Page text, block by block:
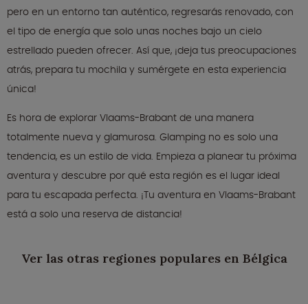
pero en un entorno tan auténtico, regresarás renovado, con
el tipo de energía que solo unas noches bajo un cielo
estrellado pueden ofrecer. Así que, ¡deja tus preocupaciones
atrás, prepara tu mochila y sumérgete en esta experiencia
única!
Es hora de explorar Vlaams-Brabant de una manera
totalmente nueva y glamurosa. Glamping no es solo una
tendencia, es un estilo de vida. Empieza a planear tu próxima
aventura y descubre por qué esta región es el lugar ideal
para tu escapada perfecta. ¡Tu aventura en Vlaams-Brabant
está a solo una reserva de distancia!
Ver las otras regiones populares en Bélgica